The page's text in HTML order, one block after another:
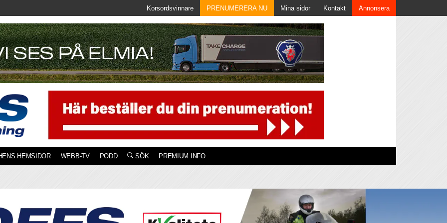
Korsordsvinnare PRENUMERERA NU Mina sidor Kontakt Annonsera
HEMSIDOR WEBB-TV PODD SÖK PREMIUM INFO